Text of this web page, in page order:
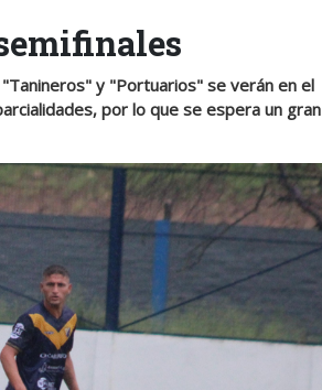
y "Portuarios" se verán en el
por lo que se espera un gran